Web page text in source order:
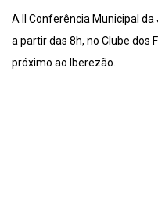
A II Conferência Municipal
a partir das 8h, no Clube dos
próximo ao Iberezão.